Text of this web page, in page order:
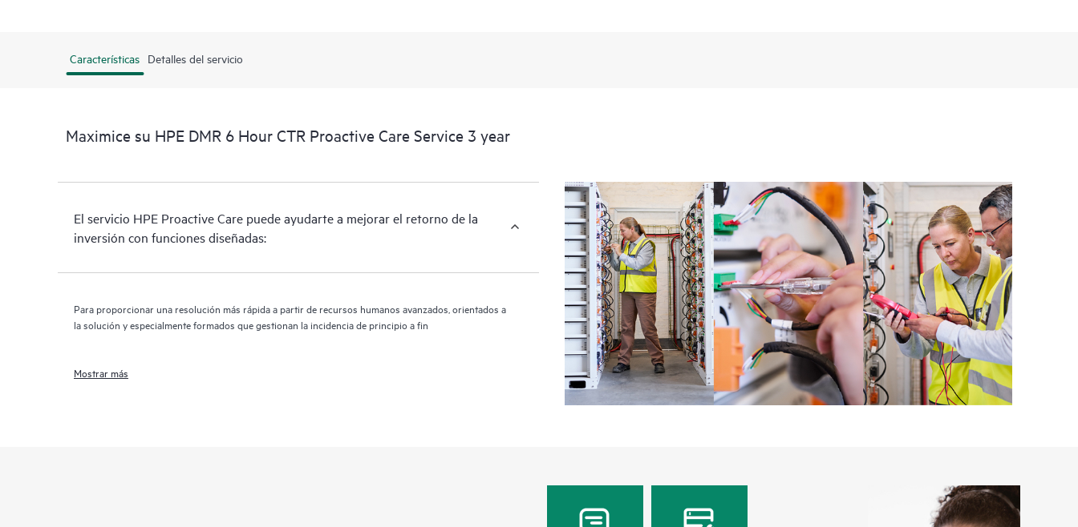
HPE Proactive Care, que puede ayudarte a identificar y resolver los problemas de
configuración. HPE Proactive Care también proporciona informes trimestrales de
incidentes para ayudarte a identificar las tendencias de los problemas y evitar que estos
se repitan.
Características Detalles del servicio
Maximice su HPE DMR 6 Hour CTR Proactive Care Service 3 year
El servicio HPE Proactive Care puede ayudarte a mejorar el retorno de la
inversión con funciones diseñadas:
Para proporcionar una resolución más rápida a partir de recursos humanos avanzados, orientados a
la solución y especialmente formados que gestionan la incidencia de principio a fin
Mostrar más